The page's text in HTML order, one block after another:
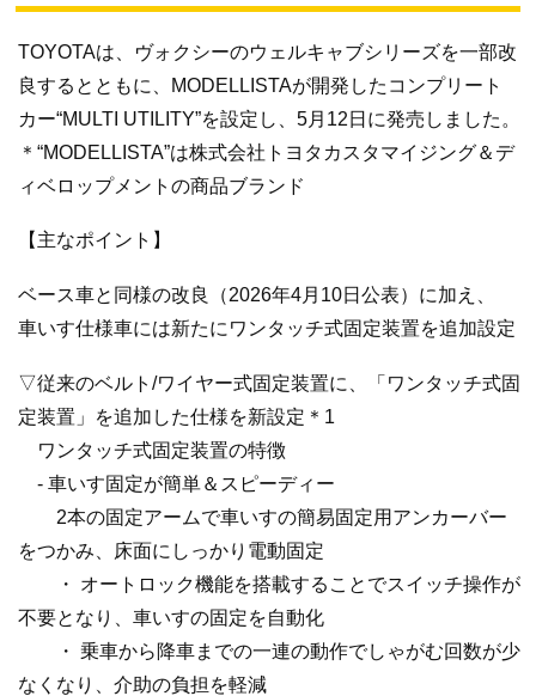
TOYOTAは、ヴォクシーのウェルキャブシリーズを一部改
良するとともに、MODELLISTAが開発したコンプリート
カー“MULTI UTILITY”を設定し、5月12日に発売しました。
＊“MODELLISTA”は株式会社トヨタカスタマイジング＆デ
ィベロップメントの商品ブランド
【主なポイント】
ベース車と同様の改良（2026年4月10日公表）に加え、
車いす仕様車には新たにワンタッチ式固定装置を追加設定
▽従来のベルト/ワイヤー式固定装置に、「ワンタッチ式固
定装置」を追加した仕様を新設定＊1
ワンタッチ式固定装置の特徴
- 車いす固定が簡単＆スピーディー
2本の固定アームで車いすの簡易固定用アンカーバー
をつかみ、床面にしっかり電動固定
・ オートロック機能を搭載することでスイッチ操作が
不要となり、車いすの固定を自動化
・ 乗車から降車までの一連の動作でしゃがむ回数が少
なくなり、介助の負担を軽減